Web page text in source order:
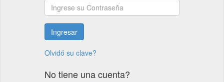
Ingresar
Olvidó su clave?
No tiene una cuenta?